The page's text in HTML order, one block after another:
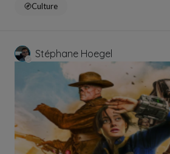
Culture
Stéphane Hoegel